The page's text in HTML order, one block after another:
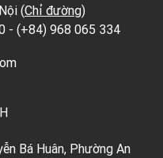
(Chỉ đường)
- (+84) 968 065 334
Bá Huân, Phường An